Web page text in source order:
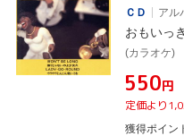
ＣＤ アル
おもいっ
(カラオケ)
¥550円
定価より
獲得ポイン